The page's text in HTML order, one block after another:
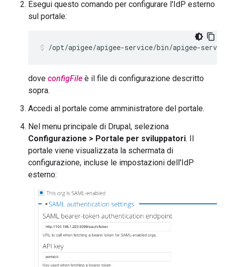
Esegui questo comando per configurare l'IdP esterno
sul portale:
/opt/apigee/apigee-service/bin/apigee-
dove configFile è il file di configurazione descritto
sopra.
Accedi al portale come amministratore del portale.
Nel menu principale di Drupal, seleziona
Configurazione > Portale per sviluppatori. Il
portale viene visualizzata la schermata di
configurazione, incluse le impostazioni dell'IdP
esterno: